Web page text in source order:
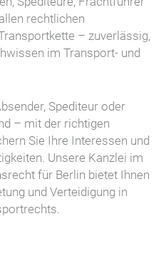
rechtlichen
– zuverlässig,
im Transport- und
Spediteur oder
– mit der richtigen
Sie Ihre Interessen und
Unsere Kanzlei im
für Berlin bietet Ihnen
und Verteidigung in